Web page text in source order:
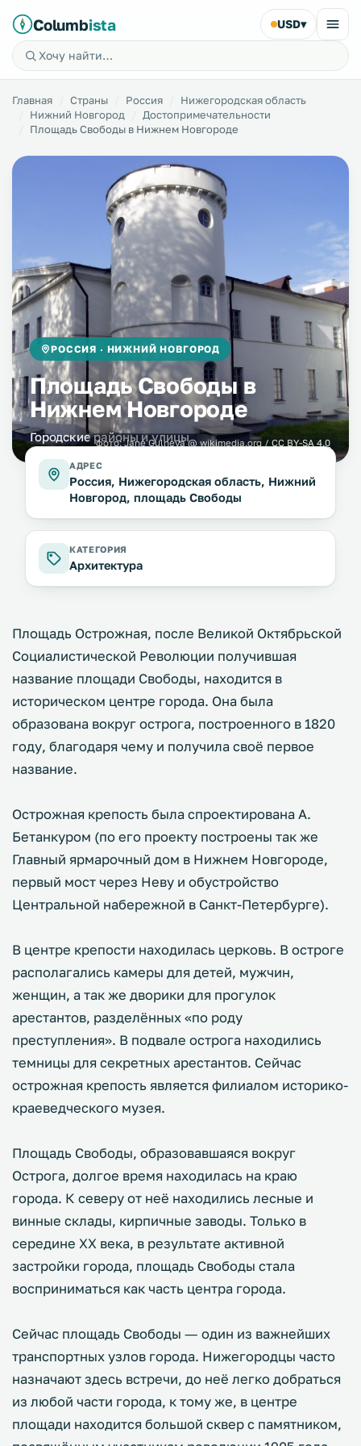
Columbista USD▾
Главная Страны Россия
Нижегородская область
Нижний Новгород
Достопримечательности
Площадь Свободы в Нижнем Новгороде
РОССИЯ · НИЖНИЙ НОВГОРОД
Площадь Свободы в
Нижнем Новгороде
Городские районы и улицы
фото:Jane Gulneva@ wikimedia.org / CC BY-SA 4.0
АДРЕС
Россия, Нижегородская область, Нижний
Новгород, площадь Свободы
КАТЕГОРИЯ
Архитектура
Площадь Острожная, после Великой Октябрьской
Социалистической Революции получившая
название площади Свободы, находится в
историческом центре города. Она была
образована вокруг острога, построенного в 1820
году, благодаря чему и получила своё первое
название.
Острожная крепость была спроектирована А.
Бетанкуром (по его проекту построены так же
Главный ярмарочный дом в Нижнем Новгороде,
первый мост через Неву и обустройство
Центральной набережной в Санкт-Петербурге).
В центре крепости находилась церковь. В остроге
располагались камеры для детей, мужчин,
женщин, а так же дворики для прогулок
арестантов, разделённых «по роду
преступления». В подвале острога находились
темницы для секретных арестантов. Сейчас
острожная крепость является филиалом историко-
краеведческого музея.
Площадь Свободы, образовавшаяся вокруг
Острога, долгое время находилась на краю
города. К северу от неё находились лесные и
винные склады, кирпичные заводы. Только в
середине XX века, в результате активной
застройки города, площадь Свободы стала
восприниматься как часть центра города.
Сейчас площадь Свободы ― один из важнейших
транспортных узлов города. Нижегородцы часто
назначают здесь встречи, до неё легко добраться
из любой части города, к тому же, в центре
площади находится большой сквер с памятником,